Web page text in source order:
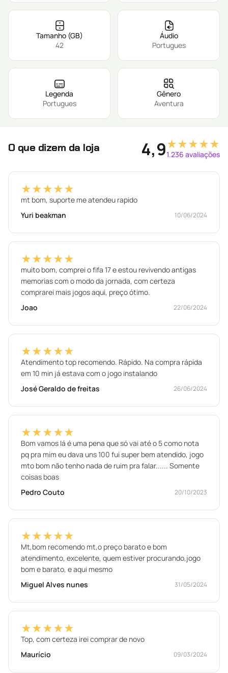
Tamanho (GB)
42
Áudio
Portugues
Legenda
Portugues
Gênero
Aventura
O que dizem da loja 4,9★★★★★
1.236 avaliações
★★★★★
mt bom, suporte me atendeu rapido
Yuri beakman
10/06/2024
★★★★★
muito bom, comprei o fifa 17 e estou revivendo antigas
memorias com o modo da jornada, com certeza
comprarei mais jogos aqui, preço ótimo.
Joao
22/06/2024
★★★★★
Atendimento top recomendo. Rápido. Na compra rápida
em 10 min já estava com o jogo instalando
José Geraldo de freitas
26/06/2024
★★★★★
Bom vamos lá é uma pena que só vai até o 5 como nota
pq pra mim eu dava uns 100 fui super bem atendido, jogo
mto bom não tenho nada de ruim pra falar...... Somente
coisas boas
Pedro Couto
20/10/2023
★★★★★
Mt,bom recomendo mt,o preço barato e bom
atendimento, excelente, quem estiver procurando,jogo
bom e barato, e aqui mesmo
Miguel Alves nunes
31/05/2024
★★★★★
Top, com certeza irei comprar de novo
Maurício
09/03/2024